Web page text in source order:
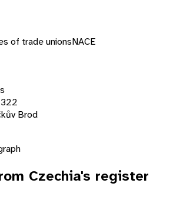
of trade unionsNACE
Brod
Czechia's register